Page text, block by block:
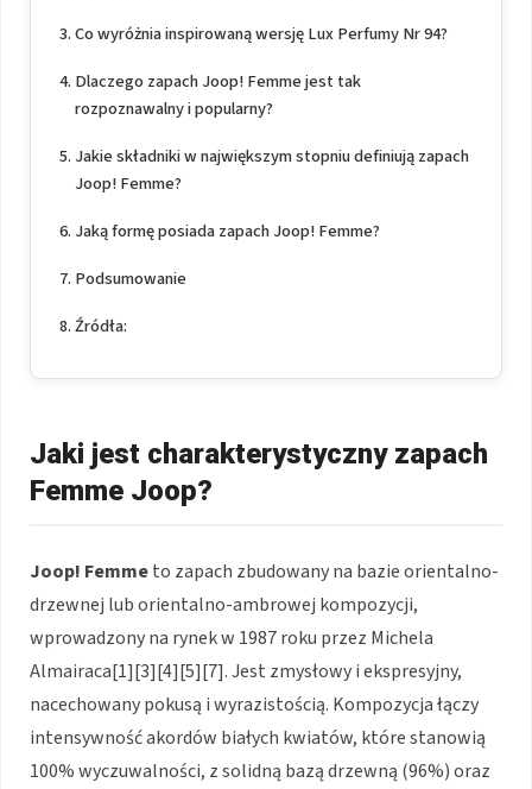
Co wyróżnia inspirowaną wersję Lux Perfumy Nr 94?
Dlaczego zapach Joop! Femme jest tak
rozpoznawalny i popularny?
Jakie składniki w największym stopniu definiują zapach
Joop! Femme?
Jaką formę posiada zapach Joop! Femme?
Podsumowanie
Źródła:
Jaki jest charakterystyczny zapach
Femme Joop?
Joop! Femmeto zapach zbudowany na bazie orientalno-
drzewnej lub orientalno-ambrowej kompozycji,
wprowadzony na rynek w 1987 roku przez Michela
Almairaca[1][3][4][5][7]. Jest zmysłowy i ekspresyjny,
nacechowany pokusą i wyrazistością. Kompozycja łączy
intensywność akordów białych kwiatów, które stanowią
100% wyczuwalności, z solidną bazą drzewną (96%) oraz